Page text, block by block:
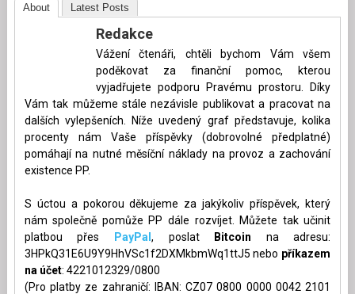
About Latest Posts
Redakce
Vážení čtenáři, chtěli bychom Vám všem
poděkovat za finanční pomoc, kterou
vyjadřujete podporu Pravému prostoru. Díky
Vám tak můžeme stále nezávisle publikovat a pracovat na
dalších vylepšeních. Níže uvedený graf představuje, kolika
procenty nám Vaše příspěvky (dobrovolné předplatné)
pomáhají na nutné měsíční náklady na provoz a zachování
existence PP.
S úctou a pokorou děkujeme za jakýkoliv příspěvek, který
nám společně pomůže PP dále rozvíjet. Můžete tak učinit
platbou přes
PayPal , poslat Bitcoin na adresu:
3HPkQ31E6U9Y9HhVSc1f2DXMkbmWq1ttJ5 nebo příkazem
na účet: 4221012329/0800
(Pro platby ze zahraničí: IBAN: CZ07 0800 0000 0042 2101